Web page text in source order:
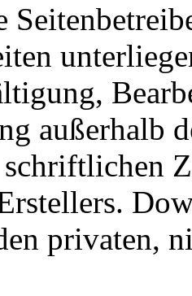
außerhalb
privaten,